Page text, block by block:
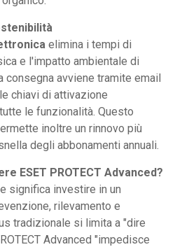
elimina i tempi di
e l'impatto ambientale di
consegna avviene tramite email
chiavi di attivazione
le funzionalità. Questo
inoltre un rinnovo più
degli abbonamenti annuali.
ESET PROTECT Advanced?
significa investire in un
rilevamento e
tradizionale si limita a "dire
Advanced "impedisce